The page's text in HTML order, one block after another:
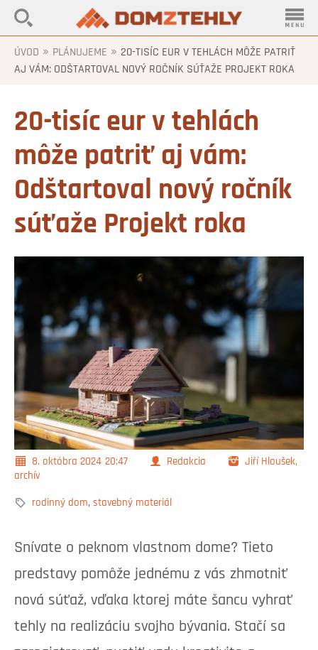
ÚVOD » PLÁNUJEME » 20-TISÍC EUR V TEHLÁCH MÔŽE PATRIŤ
AJ VÁM: ODŠTARTOVAL NOVÝ ROČNÍK SÚŤAŽE PROJEKT ROKA
20-tisíc eur v tehlách
môže patriť aj vám:
Odštartoval nový ročník
súťaže Projekt roka
8. októbra 2024 20:47 Redakcia
Jiří Hloušek,
archív
rodinný dom, stavebný materiál
Snívate o peknom vlastnom dome? Tieto
predstavy pomôže jednému z vás zhmotniť
nová súťaž, vďaka ktorej máte šancu vyhrať
tehly na realizáciu svojho bývania. Stačí sa